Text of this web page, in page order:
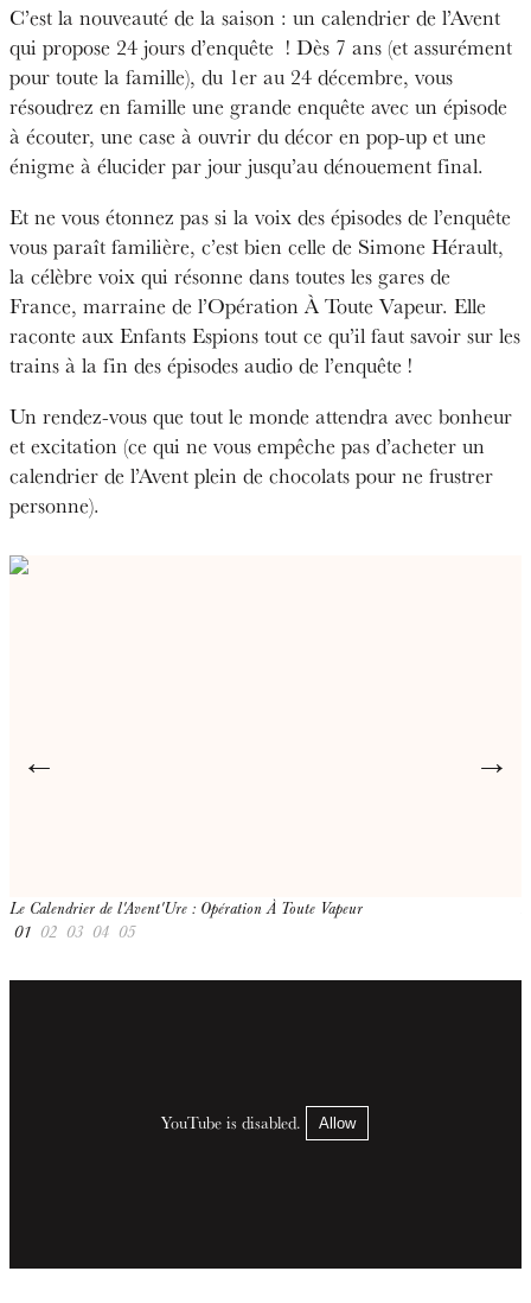
C’est la nouveauté de la saison : un calendrier de l’Avent
qui propose 24 jours d’enquête ! Dès 7 ans (et assurément
pour toute la famille), du 1er au 24 décembre, vous
résoudrez en famille une grande enquête avec un épisode
à écouter, une case à ouvrir du décor en pop-up et une
énigme à élucider par jour jusqu’au dénouement final.
Et ne vous étonnez pas si la voix des épisodes de l’enquête
vous paraît familière, c’est bien celle de Simone Hérault,
la célèbre voix qui résonne dans toutes les gares de
France, marraine de l’Opération À Toute Vapeur. Elle
raconte aux Enfants Espions tout ce qu’il faut savoir sur les
trains à la fin des épisodes audio de l’enquête !
Un rendez-vous que tout le monde attendra avec bonheur
et excitation (ce qui ne vous empêche pas d’acheter un
calendrier de l’Avent plein de chocolats pour ne frustrer
personne).
Le Calendrier de l'Avent'Ure : Opération À Toute Vapeur
← →
01 02 03 04 05
YouTube is disabled. Allow